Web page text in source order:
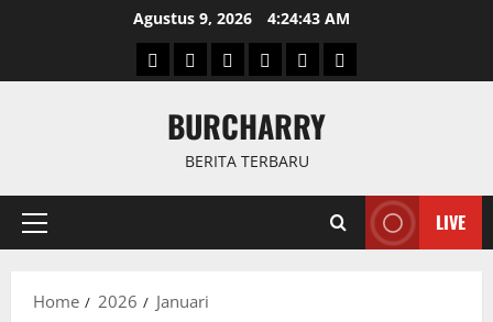
Agustus 9, 2026 4:24:43 AM
BerandaNewsPolitikKeriminal
OlahragaInternasional
BURCHARRY
BERITA TERBARU
Primary
LIVE
Home 2026 Januari